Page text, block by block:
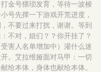
金号猥琐发育，等待一波梭
号先撑一下游戏开荒进度，
不要过来打扰，谢谢。等到
不对，姐们？？你开挂了？
害人名单增加中）灌什么迷
。艾拉维娅面对马甲：一切
给本体，身体也献给本体。